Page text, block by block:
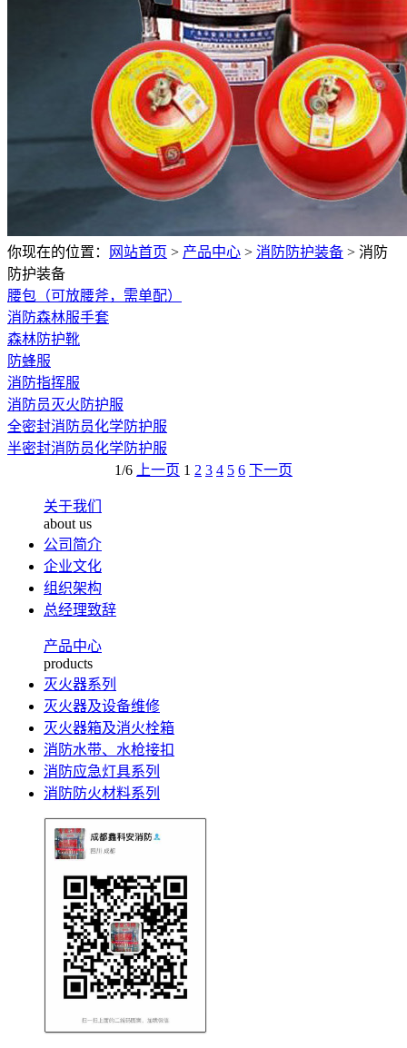
你现在的位置： 网站首页 > 产品中心 > 消防防护装备 > 消防
防护装备
腰包（可放腰斧，需单配）
消防森林服手套
森林防护靴
防蜂服
消防指挥服
消防员灭火防护服
全密封消防员化学防护服
半密封消防员化学防护服
1/6
上一页 1 2 3 4 5 6 下一页
关于我们
about us
公司简介
企业文化
组织架构
总经理致辞
产品中心
products
灭火器系列
灭火器及设备维修
灭火器箱及消火栓箱
消防水带、水枪接扣
消防应急灯具系列
消防防火材料系列